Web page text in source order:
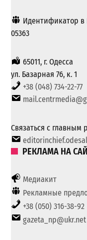
Идентификатор в
05363
65011, г. Одесса
ул. Базарная 76, к. 1
+38 (048) 734-22-77
Связаться с главным
РЕКЛАМА НА
Медиакит
Рекламные
+38 (050) 316-38-92
gazeta_np@ukr.net